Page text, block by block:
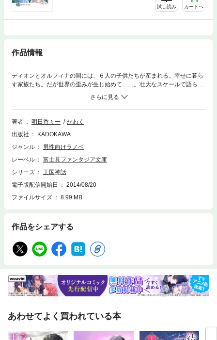
試し読み カートへ
作品情報
ディオンとオルフィナの間には、６人の子供たちが産まれる。幸せに暮ら
す家族たち。だが世界の歪みが生じ始めて……。壮大なスケールで語られ
著者 明日香々一
かわく
出版社
KADOKAWA
ジャンル
男性向けラノベ
レーベル
富士見ファンタジア文庫
シリーズ
王国神話
電子版配信開始日
2014/08/20
ファイルサイズ
8.99 MB
作品をシェアする
あわせてよく買われている本